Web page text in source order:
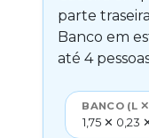
parte
Banco em
até 4
BANCO (L
1,75 ✕ 0,23